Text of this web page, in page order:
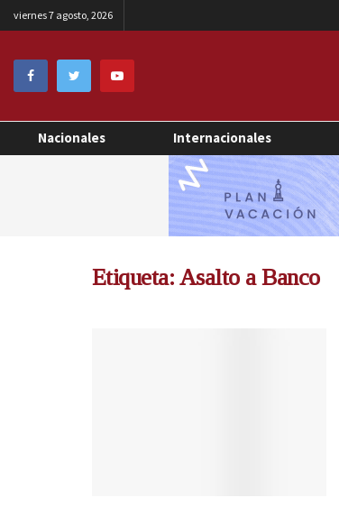
viernes 7 agosto, 2026
Nacionales Internacionales
Etiqueta: Asalto a Banco